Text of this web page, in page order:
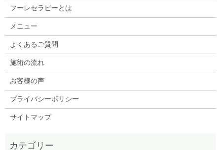
フーレセラピーとは
メニュー
よくあるご質問
施術の流れ
お客様の声
プライバシーポリシー
サイトマップ